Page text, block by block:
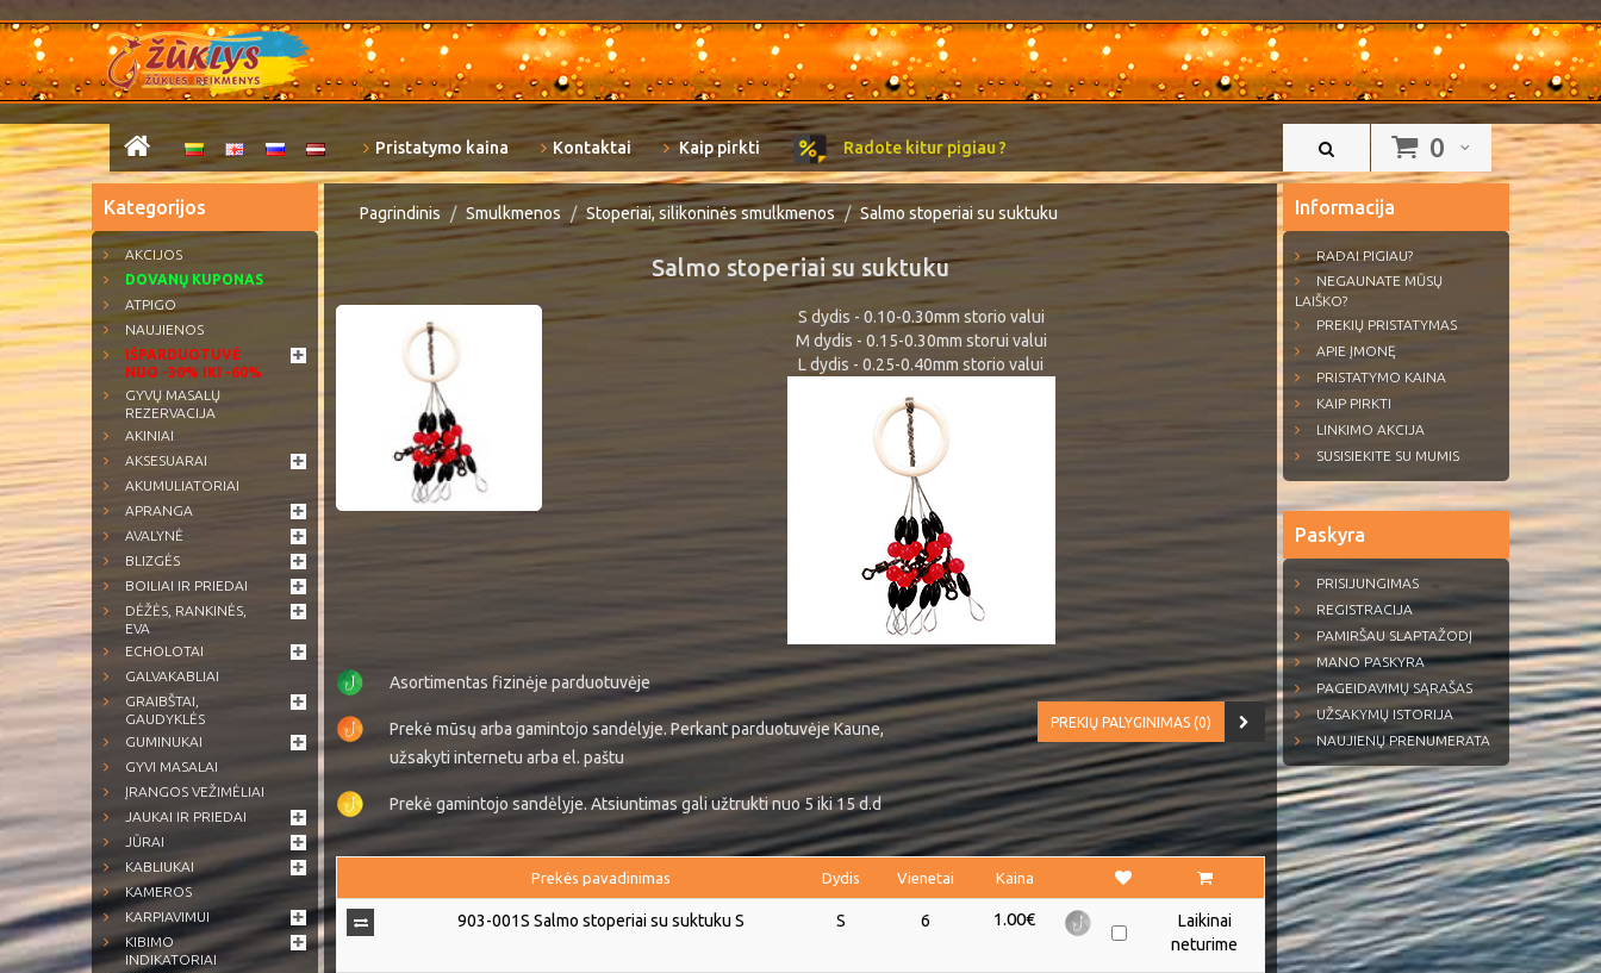
0
Pristatymo kaina Kontaktai Kaip pirkti Radote kitur pigiau ?
Kategorijos
AKCIJOS
DOVANŲ KUPONAS
ATPIGO
NAUJIENOS
IŠPARDUOTUVĖ
NUO -30% IKI -60%
GYVŲ MASALŲ
REZERVACIJA
AKINIAI
AKSESUARAI
AKUMULIATORIAI
APRANGA
AVALYNĖ
BLIZGĖS
BOILIAI IR PRIEDAI
DĖŽĖS, RANKINĖS,
EVA
ECHOLOTAI
GALVAKABLIAI
GRAIBŠTAI,
GAUDYKLĖS
GUMINUKAI
GYVI MASALAI
ĮRANGOS VEŽIMĖLIAI
JAUKAI IR PRIEDAI
JŪRAI
KABLIUKAI
KAMEROS
KARPIAVIMUI
KIBIMO
INDIKATORIAI
Pagrindinis Smulkmenos Stoperiai, silikoninės smulkmenos Salmo stoperiai su suktuku
Salmo stoperiai su suktuku
S dydis - 0.10-0.30mm storio valui
M dydis - 0.15-0.30mm storui valui
L dydis - 0.25-0.40mm storio valui
Asortimentas fizinėje parduotuvėje
Prekė mūsų arba gamintojo sandėlyje. Perkant parduotuvėje Kaune,
užsakyti internetu arba el. paštu
Prekė gamintojo sandėlyje. Atsiuntimas gali užtrukti nuo 5 iki 15 d.d
PREKIŲ PALYGINIMAS (0)
Prekės pavadinimas Dydis Vienetai Kaina
903-001S Salmo stoperiai su suktuku S S 6 1.00€
Laikinai
neturime
Informacija
RADAI PIGIAU?
NEGAUNATE MŪSŲ
LAIŠKO?
PREKIŲ PRISTATYMAS
APIE ĮMONĘ
PRISTATYMO KAINA
KAIP PIRKTI
LINKIMO AKCIJA
SUSISIEKITE SU MUMIS
Paskyra
PRISIJUNGIMAS
REGISTRACIJA
PAMIRŠAU SLAPTAŽODĮ
MANO PASKYRA
PAGEIDAVIMŲ SĄRAŠAS
UŽSAKYMŲ ISTORIJA
NAUJIENŲ PRENUMERATA